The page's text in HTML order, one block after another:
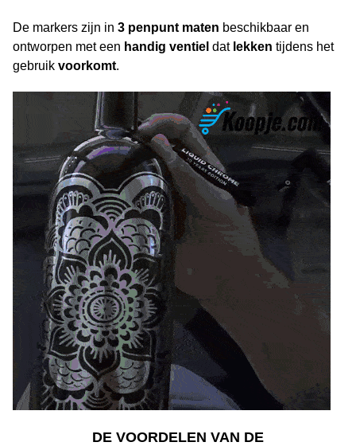
De markers zijn in 3 penpunt maten beschikbaar en
ontworpen met een handig ventiel dat lekken tijdens het
gebruik voorkomt.
DE VOORDELEN VAN DE